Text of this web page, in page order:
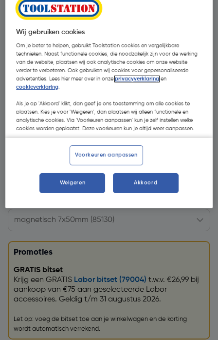
€ 2,24
Promoties
GRATIS bitset
Krijg een GRATIS Labor bitset (79004) t.w.v. €26,99 bij
aankoop van €75 aan geselecteerde Labor
accessoires. Geldig t/m 31 augustus 2026.
Let op: voeg de bitset toe aan je winkelwagen en de korting
wordt automatisch verrekend.
Wij gebruiken cookies
Om je beter te helpen, gebruikt Toolstation cookies en vergelijkbare
technieken. Naast functionele cookies, die noodzakelijk zijn voor de werking
van de website, plaatsen wij ook analytische cookies om onze website
verder te verbeteren. Ook gebruiken wij cookies voor gepersonaliseerde
advertenties. Lees hier meer over in onzeprivacyverklaring en
cookieverklaring.
Als je op 'Akkoord' klikt, dan geef je ons toestemming om alle cookies te
plaatsen. Kies je voor 'Weigeren', dan plaatsen wij alleen functionele en
analytische cookies. Via 'Voorkeuren aanpassen' kun je zelf instellen welke
cookies worden geplaatst. Deze voorkeuren kun je altijd weer aanpassen.
Voorkeuren aanpassen
Weigeren Akkoord